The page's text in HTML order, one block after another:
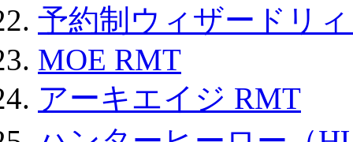
予約制ウィザードリ
MOE RMT
アーキエイジ RMT